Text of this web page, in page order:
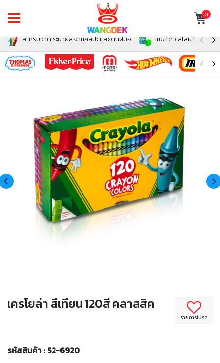
0
สำหรับวาด ระบายสี งานศิลปะ และงานฝีมือ แป้งโดว์ สไลม์ โฟม สำห
รายการโปรด
เครโยล่า สีเทียน 120สี คลาสสิค
รหัสสินค้า : 52-6920